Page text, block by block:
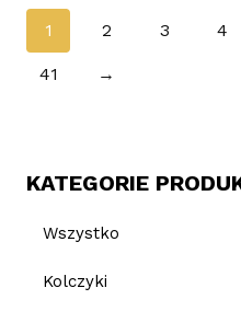
1 2 3 4
41 →
KATEGORIE
Wszystko
Kolczyki